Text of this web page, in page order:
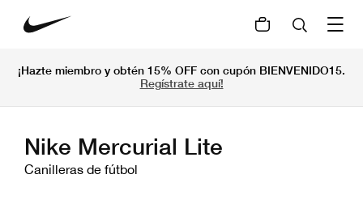
¡Hazte miembro y obtén 15% OFF con cupón BIENVENIDO15.
Regístrate aquí!
Nike Mercurial Lite
Canilleras de fútbol